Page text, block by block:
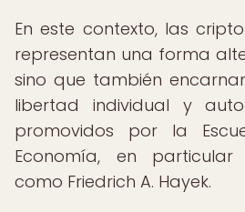
En este contexto, las
representan una forma
sino que también
libertad individual y
promovidos por la
Economía, en
como Friedrich A. Hayek.